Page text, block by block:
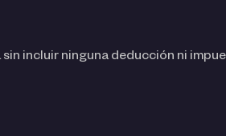
incluir ninguna deducción ni